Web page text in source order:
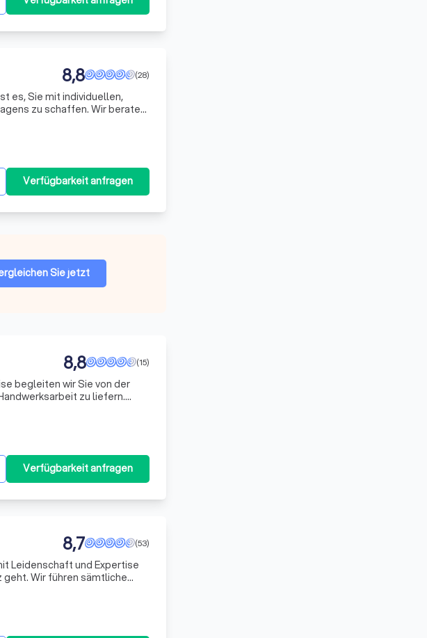
(28)
8,8
es, Sie mit individuellen,
zu schaffen. Wir beraten
Verfügbarkeit anfragen
Sie jetzt
(15)
8,8
begleiten wir Sie von der
zu liefern.
Verfügbarkeit anfragen
(53)
8,7
Leidenschaft und Expertise
geht. Wir führen sämtliche